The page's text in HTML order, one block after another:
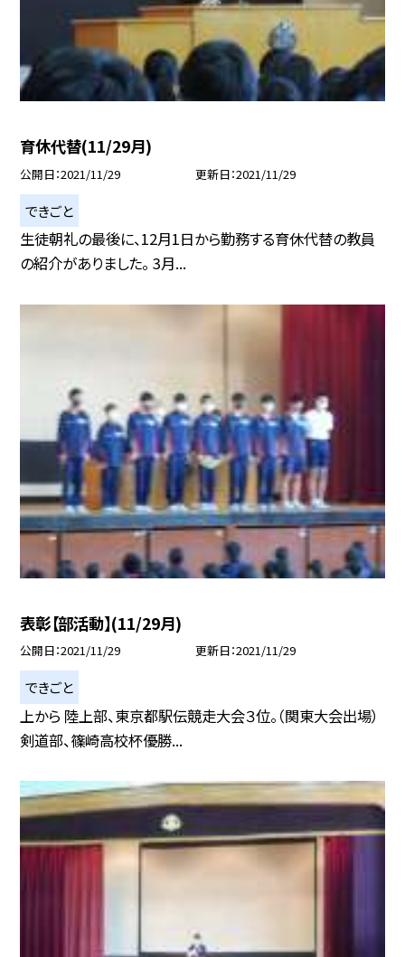
育休代替(11/29月)
公開日 2021/11/29 更新日 2021/11/29
できごと
生徒朝礼の最後に、12月1日から勤務する育休代替の教員
の紹介がありました。 3月...
表彰【部活動】(11/29月)
公開日 2021/11/29 更新日 2021/11/29
できごと
上から 陸上部、東京都駅伝競走大会３位。（関東大会出場）
剣道部、篠崎高校杯優勝...